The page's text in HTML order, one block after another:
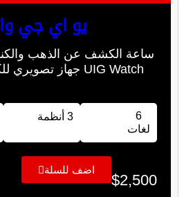
يو اي جي
ساعة الكشف عن الذهب
UIG Watch جهاز تصويري للكشف عن الذهب
6
لغات
3 أنظمة
$2,500
اضف للسلة